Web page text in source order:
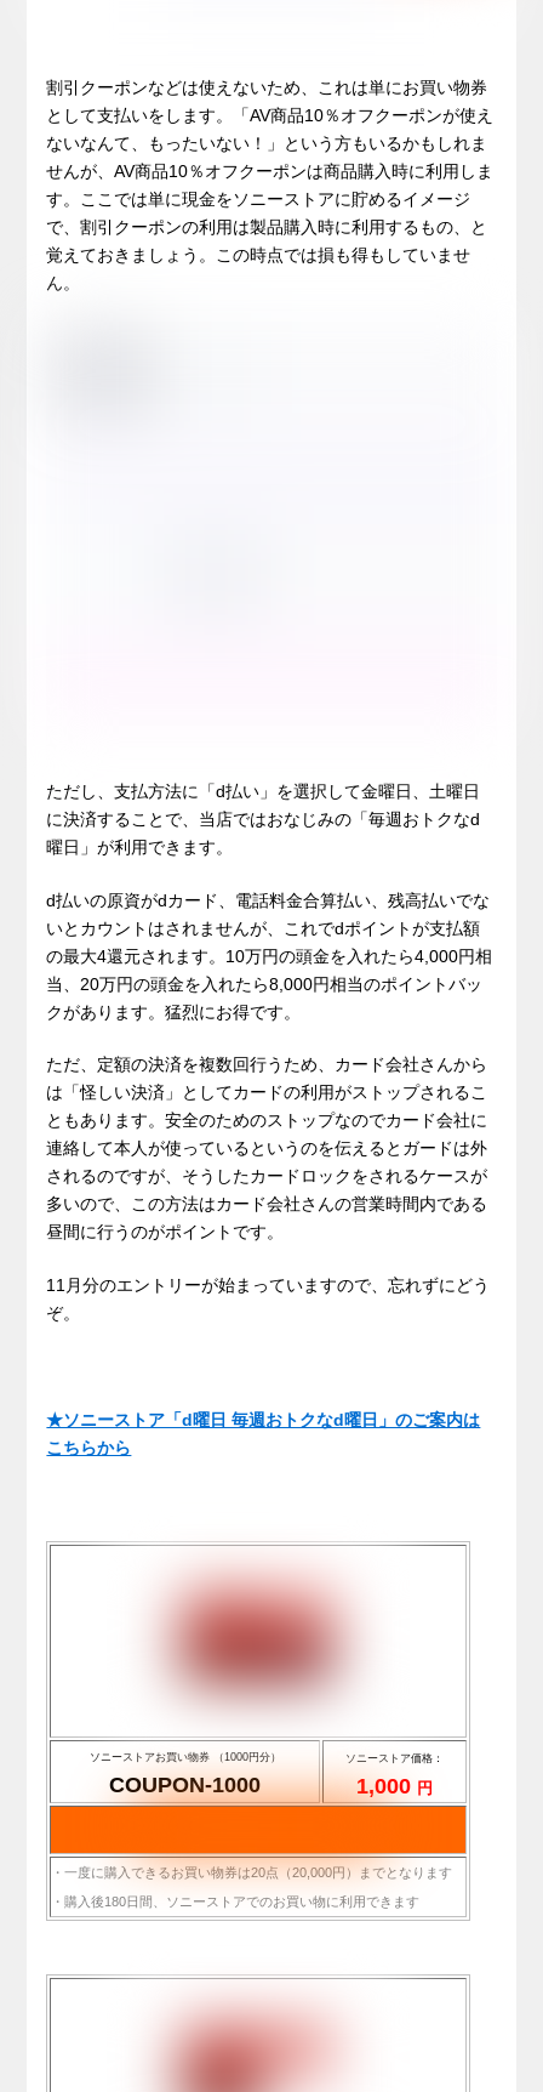
割引クーポンなどは使えないため、これは単にお買い物券
として支払いをします。「AV商品10％オフクーポンが使え
ないなんて、もったいない！」という方もいるかもしれま
せんが、AV商品10％オフクーポンは商品購入時に利用しま
す。ここでは単に現金をソニーストアに貯めるイメージ
で、割引クーポンの利用は製品購入時に利用するもの、と
覚えておきましょう。この時点では損も得もしていませ
ん。
ただし、支払方法に「d払い」を選択して金曜日、土曜日
に決済することで、当店ではおなじみの「毎週おトクなd
曜日」が利用できます。
d払いの原資がdカード、電話料金合算払い、残高払いでな
いとカウントはされませんが、これでdポイントが支払額
の最大4還元されます。10万円の頭金を入れたら4,000円相
当、20万円の頭金を入れたら8,000円相当のポイントバッ
クがあります。猛烈にお得です。
ただ、定額の決済を複数回行うため、カード会社さんから
は「怪しい決済」としてカードの利用がストップされるこ
ともあります。安全のためのストップなのでカード会社に
連絡して本人が使っているというのを伝えるとガードは外
されるのですが、そうしたカードロックをされるケースが
多いので、この方法はカード会社さんの営業時間内である
昼間に行うのがポイントです。
11月分のエントリーが始まっていますので、忘れずにどう
ぞ。
★ソニーストア「d曜日 毎週おトクなd曜日」のご案内は
こちらから
ソニーストアお買い物券 （1000円分）
COUPON-1000
ソニーストア価格：
1,000 円
・一度に購入できるお買い物券は20点（20,000円）までとなります
・購入後180日間、ソニーストアでのお買い物に利用できます